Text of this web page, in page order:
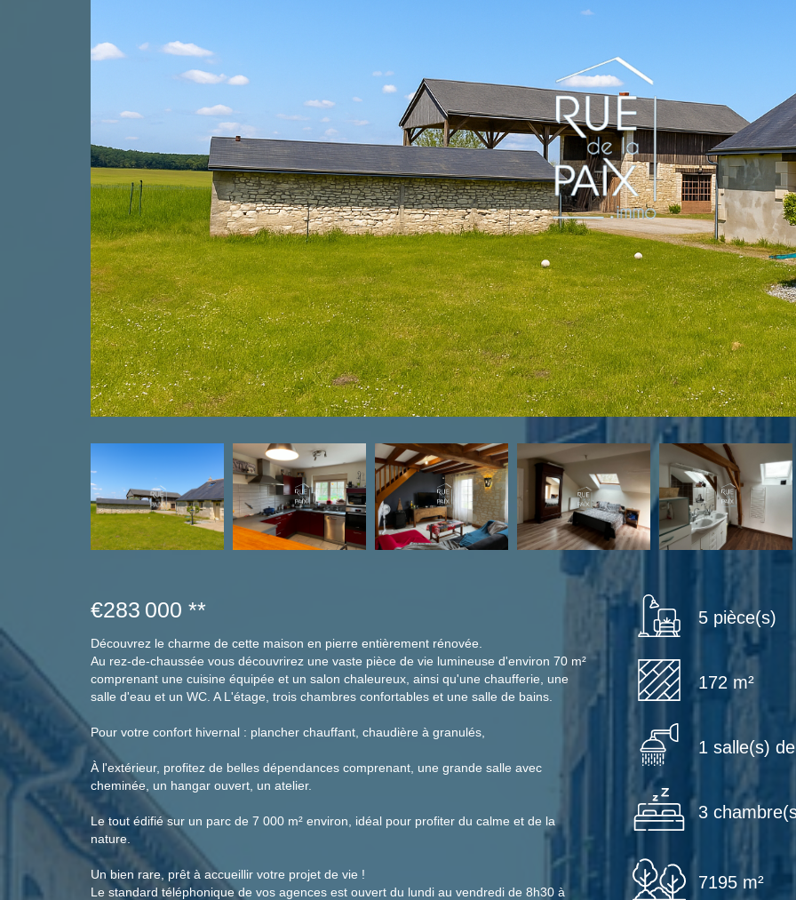
€283 000 **
Découvrez le charme de cette maison en pierre entièrement rénovée.
Au rez-de-chaussée vous découvrirez une vaste pièce de vie lumineuse d'environ 70 m²
comprenant une cuisine équipée et un salon chaleureux, ainsi qu'une chaufferie, une
salle d'eau et un WC. A L'étage, trois chambres confortables et une salle de bains.
Pour votre confort hivernal : plancher chauffant, chaudière à granulés,
À l'extérieur, profitez de belles dépendances comprenant, une grande salle avec
cheminée, un hangar ouvert, un atelier.
Le tout édifié sur un parc de 7 000 m² environ, idéal pour profiter du calme et de la
nature.
Un bien rare, prêt à accueillir votre projet de vie !
Le standard téléphonique de vos agences est ouvert du lundi au vendredi de 8h30 à
5 pièce(s)
172 m²
1 salle(s)
3
7195 m²